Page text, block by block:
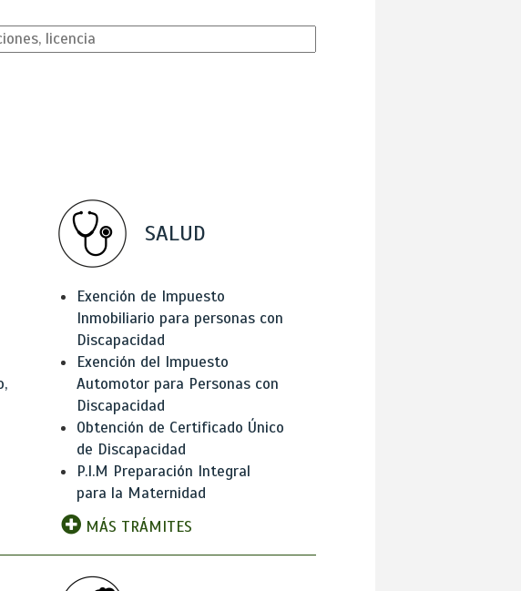
SALUD
Exención de Impuesto
Inmobiliario para personas con
Discapacidad
Exención del Impuesto
Automotor para Personas con
Discapacidad
Obtención de Certificado Único
de Discapacidad
P.I.M Preparación Integral
para la Maternidad
MÁS TRÁMITES